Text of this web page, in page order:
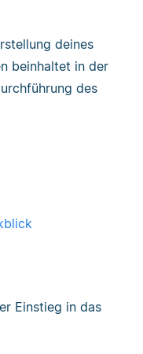
deines
beinhaltet in der
des
Einstieg in das